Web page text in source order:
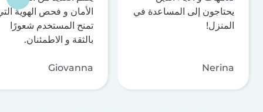
يحتاجون إلى المساعدة في
المنزل!
Nerina
الأمان و فحص الهوية
تمنح المستخدم شعورًا
بالثقة و الاطمئنان.
Giovanna